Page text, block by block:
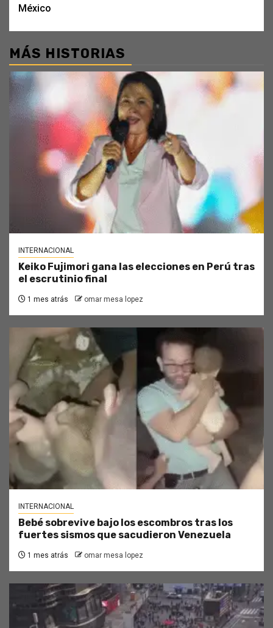
México
MÁS HISTORIAS
INTERNACIONAL
Keiko Fujimori gana las elecciones en Perú tras
el escrutinio final
1 mes atrás omar mesa lopez
INTERNACIONAL
Bebé sobrevive bajo los escombros tras los
fuertes sismos que sacudieron Venezuela
1 mes atrás omar mesa lopez